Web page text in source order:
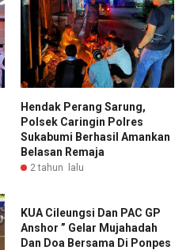
Hendak Perang Sarung,
Polsek Caringin Polres
Sukabumi Berhasil Amankan
Belasan Remaja
2 tahun lalu
KUA Cileungsi Dan PAC GP
Anshor ” Gelar Mujahadah
Dan Doa Bersama Di Ponpes